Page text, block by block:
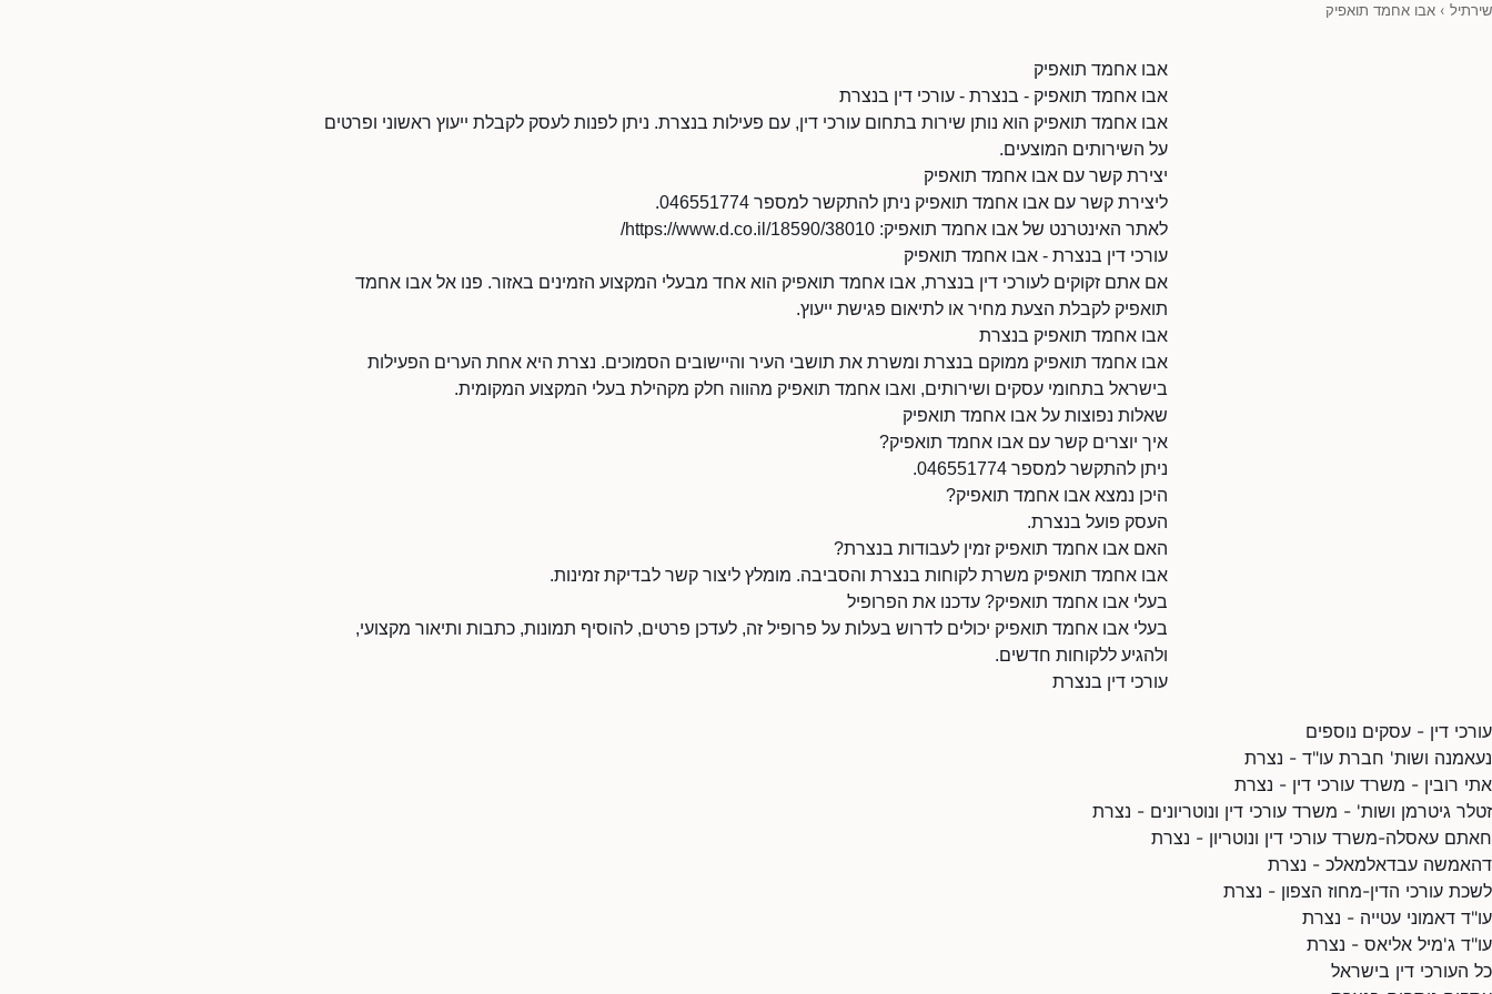
שירתיל › אבו אחמד תואפיק
אבו אחמד תואפיק
אבו אחמד תואפיק - בנצרת - עורכי דין בנצרת
אבו אחמד תואפיק הוא נותן שירות בתחום עורכי דין, עם פעילות בנצרת. ניתן לפנות לעסק לקבלת ייעוץ ראשוני ופרטים
על השירותים המוצעים.
יצירת קשר עם אבו אחמד תואפיק
ליצירת קשר עם אבו אחמד תואפיק ניתן להתקשר למספר 046551774.
לאתר האינטרנט של אבו אחמד תואפיק: https://www.d.co.il/18590/38010/
עורכי דין בנצרת - אבו אחמד תואפיק
אם אתם זקוקים לעורכי דין בנצרת, אבו אחמד תואפיק הוא אחד מבעלי המקצוע הזמינים באזור. פנו אל אבו אחמד
תואפיק לקבלת הצעת מחיר או לתיאום פגישת ייעוץ.
אבו אחמד תואפיק בנצרת
אבו אחמד תואפיק ממוקם בנצרת ומשרת את תושבי העיר והיישובים הסמוכים. נצרת היא אחת הערים הפעילות
בישראל בתחומי עסקים ושירותים, ואבו אחמד תואפיק מהווה חלק מקהילת בעלי המקצוע המקומית.
שאלות נפוצות על אבו אחמד תואפיק
איך יוצרים קשר עם אבו אחמד תואפיק?
ניתן להתקשר למספר 046551774.
היכן נמצא אבו אחמד תואפיק?
העסק פועל בנצרת.
האם אבו אחמד תואפיק זמין לעבודות בנצרת?
אבו אחמד תואפיק משרת לקוחות בנצרת והסביבה. מומלץ ליצור קשר לבדיקת זמינות.
בעלי אבו אחמד תואפיק? עדכנו את הפרופיל
בעלי אבו אחמד תואפיק יכולים לדרוש בעלות על פרופיל זה, לעדכן פרטים, להוסיף תמונות, כתבות ותיאור מקצועי,
ולהגיע ללקוחות חדשים.
עורכי דין בנצרת
עורכי דין - עסקים נוספים
נעאמנה ושות' חברת עו"ד - נצרת
אתי רובין - משרד עורכי דין - נצרת
זטלר גיטרמן ושות' - משרד עורכי דין ונוטריונים - נצרת
חאתם עאסלה-משרד עורכי דין ונוטריון - נצרת
דהאמשה עבדאלמאלכ - נצרת
לשכת עורכי הדין-מחוז הצפון - נצרת
עו"ד דאמוני עטייה - נצרת
עו"ד ג'מיל אליאס - נצרת
כל העורכי דין בישראל